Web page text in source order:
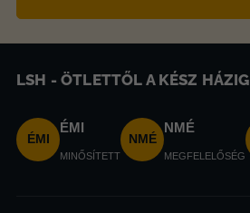
LSH - ÖTLETTŐL A KÉSZ HÁZIG
ÉMI
ÉMI
MINŐSÍTETT
NMÉ
NMÉ
MEGFELELŐSÉG